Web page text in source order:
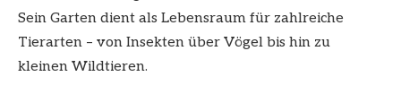
Sein Garten dient als Lebensraum für zahlreiche
Tierarten – von Insekten über Vögel bis hin zu
kleinen Wildtieren.